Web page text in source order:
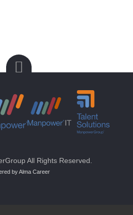
All Rights Reserved.
by Alma Career